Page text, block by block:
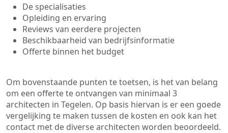
De specialisaties
Opleiding en ervaring
Reviews van eerdere projecten
Beschikbaarheid van bedrijfsinformatie
Offerte binnen het budget
Om bovenstaande punten te toetsen, is het van belang
om een offerte te ontvangen van minimaal 3
architecten in Tegelen. Op basis hiervan is er een goede
vergelijking te maken tussen de kosten en ook kan het
contact met de diverse architecten worden beoordeeld.